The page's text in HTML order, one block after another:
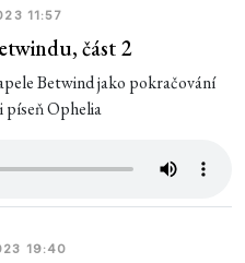
11:57
část 2
Betwind jako pokračování
píseň Ophelia
19:40